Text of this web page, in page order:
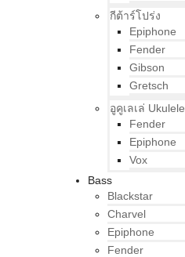
กีต้าร์โปร่ง
Epiphone
Fender
Gibson
Gretsch
อูคูเลเล่ Ukulele
Fender
Epiphone
Vox
Bass
Blackstar
Charvel
Epiphone
Fender